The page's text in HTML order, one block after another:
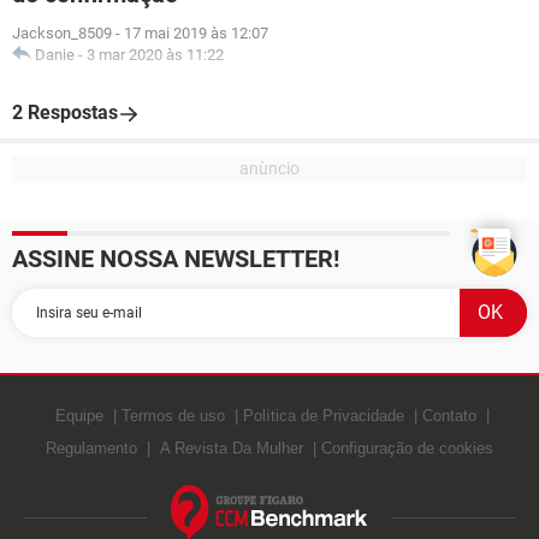
Jackson_8509 - 17 mai 2019 às 12:07
Danie - 3 mar 2020 às 11:22
2 Respostas
ASSINE NOSSA NEWSLETTER!
Equipe Termos de uso Política de Privacidade
Contato
Regulamento
A Revista Da Mulher Configuração de cookies